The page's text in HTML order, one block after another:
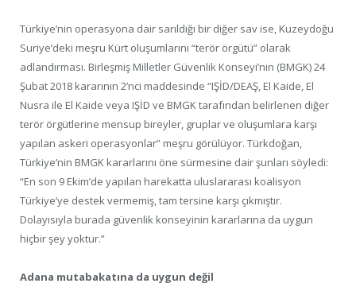
Türkiye’nin operasyona dair sarıldığı bir diğer sav ise, Kuzeydoğu
Suriye’deki meşru Kürt oluşumlarını “terör örgütü” olarak
adlandırması. Birleşmiş Milletler Güvenlik Konseyi’nin (BMGK) 24
Şubat 2018 kararının 2’nci maddesinde “IŞİD/DEAŞ, El Kaide, El
Nusra ile El Kaide veya IŞİD ve BMGK tarafından belirlenen diğer
terör örgütlerine mensup bireyler, gruplar ve oluşumlara karşı
yapılan askeri operasyonlar” meşru görülüyor. Türkdoğan,
Türkiye’nin BMGK kararlarını öne sürmesine dair şunları söyledi:
“En son 9 Ekim’de yapılan harekatta uluslararası koalisyon
Türkiye’ye destek vermemiş, tam tersine karşı çıkmıştır.
Dolayısıyla burada güvenlik konseyinin kararlarına da uygun
hiçbir şey yoktur.”
Adana mutabakatına da uygun değil